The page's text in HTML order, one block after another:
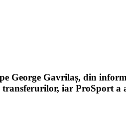
George Gavrilaș, din
iar ProSport